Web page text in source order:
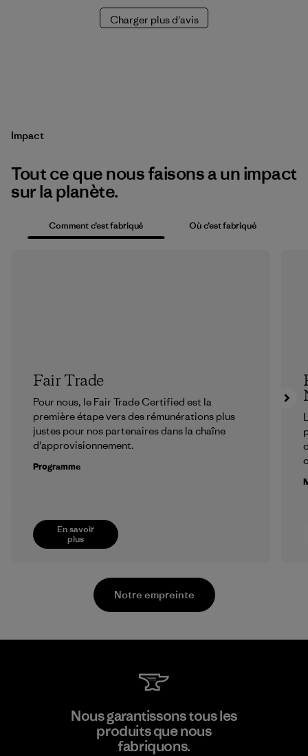
Charger plus d'avis
Impact
Tout ce que nous faisons a un impact
sur la planète.
Comment c’est fabriqué Où c’est fabriqué
En savoir
plus
Fair Trade
Pour nous, le Fair Trade Certified est la
première étape vers des rémunérations plus
justes pour nos partenaires dans la chaîne
d'approvisionnement.
Programme
Kwang Viet Garment Co., Ltd
Notre empreinte
Nous garantissons tous les
produits que nous
fabriquons.